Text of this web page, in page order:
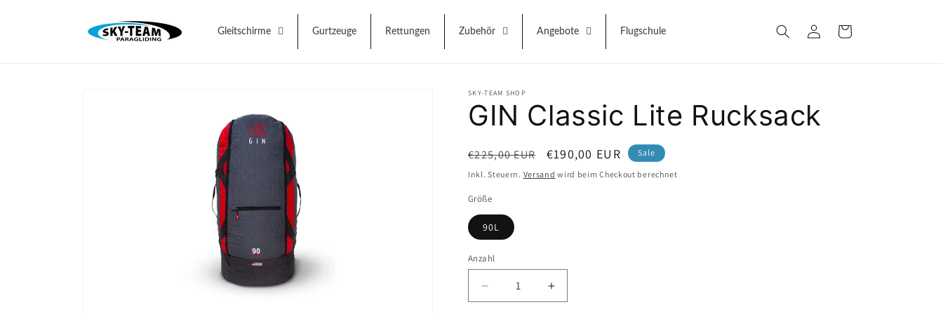
Gleitschirme Gurtzeuge Rettungen Zubehör Angebote Flugschule EinloggenWarenkorb
SKY-TEAM SHOP
GIN Classic Lite Rucksack
Normaler
Preis
€225,00 EUR Verkaufspreis
€190,00 EUR Sale
Inkl. Steuern. Versand wird beim Checkout berechnet
Größe
90L
Anzahl
Anzahl
Verringere
die
Erhöhe
die